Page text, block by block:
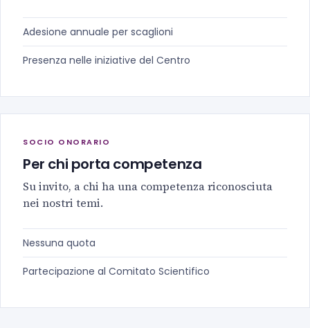
Adesione annuale per scaglioni
Presenza nelle iniziative del Centro
SOCIO ONORARIO
Per chi porta competenza
Su invito, a chi ha una competenza riconosciuta
nei nostri temi.
Nessuna quota
Partecipazione al Comitato Scientifico